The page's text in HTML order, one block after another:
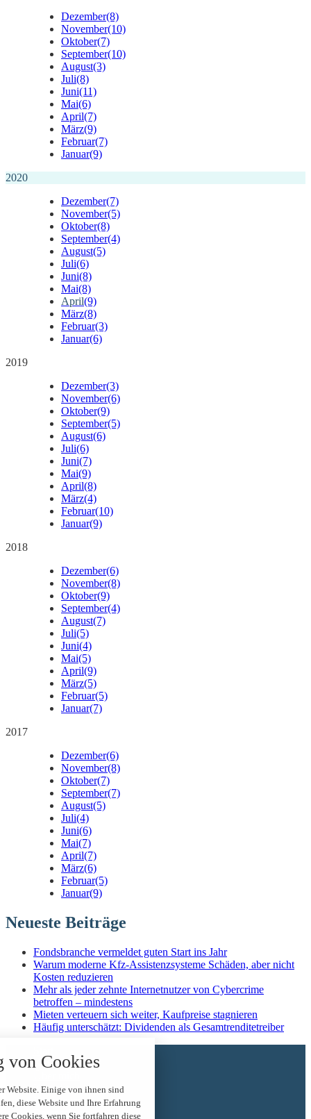
Dezember(8)
November(10)
Oktober(7)
September(10)
August(3)
Juli(8)
Juni(11)
Mai(6)
April(7)
März(9)
Februar(7)
Januar(9)
2020
Dezember(7)
November(5)
Oktober(8)
September(4)
August(5)
Juli(6)
Juni(8)
Mai(8)
April(9)
März(8)
Februar(3)
Januar(6)
2019
Dezember(3)
November(6)
Oktober(9)
September(5)
August(6)
Juli(6)
Juni(7)
Mai(9)
April(8)
März(4)
Februar(10)
Januar(9)
2018
Dezember(6)
November(8)
Oktober(9)
September(4)
August(7)
Juli(5)
Juni(4)
Mai(5)
April(9)
März(5)
Februar(5)
Januar(7)
2017
Dezember(6)
November(8)
Oktober(7)
September(7)
August(5)
Juli(4)
Juni(6)
Mai(7)
April(7)
März(6)
Februar(5)
Januar(9)
Neueste Beiträge
Fondsbranche vermeldet guten Start ins Jahr
Warum moderne Kfz-Assistenzsysteme Schäden, aber nicht
Kosten reduzieren
Mehr als jeder zehnte Internetnutzer von Cybercrime
betroffen – mindestens
Mieten verteuern sich weiter, Kaufpreise stagnieren
Häufig unterschätzt: Dividenden als Gesamtrenditetreiber
News
Kontakt
Impressum
Datenschutz
von Cookies
Website. Einige von ihnen sind
diese Website und Ihre Erfahrung
Cookies, wenn Sie fortfahren diese
alle verwendeten Cookies und
Kategorien zu akzeptieren
Notwendig